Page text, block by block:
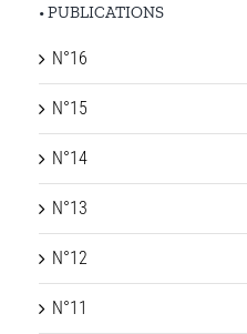
• PUBLICATIONS
N°16
N°15
N°14
N°13
N°12
N°11